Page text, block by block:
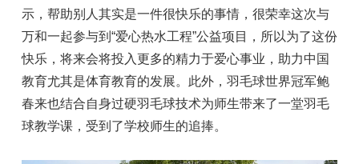
示，帮助别人其实是一件很快乐的事情，很荣幸这次与
万和一起参与到“爱心热水工程”公益项目，所以为了这份
快乐，将来会将投入更多的精力于爱心事业，助力中国
教育尤其是体育教育的发展。此外，羽毛球世界冠军鲍
春来也结合自身过硬羽毛球技术为师生带来了一堂羽毛
球教学课，受到了学校师生的追捧。